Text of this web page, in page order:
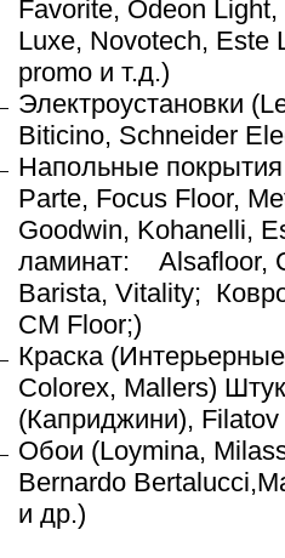
Favorite, Odeon
Luxe, Novotech, Este
promo и т.д.)
Электроустановки
Biticino, Schneider
Напольные покрытия
Parte, Focus Floor,
Goodwin, Kohanelli,
ламинат:
Alsafloor,
Barista, Vitality;
CM Floor;)
Краска
Colorex, Mallers)
(Каприджини), Filatov
Обои (Loymina,
Bernardo
и др.)